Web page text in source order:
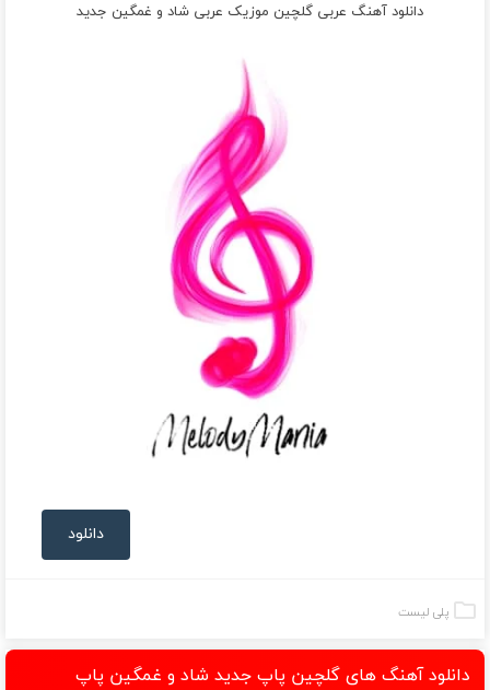
دانلود آهنگ عربی گلچین موزیک عربی شاد و غمگین جدید
دانلود
پلی لیست
دانلود آهنگ های گلچین پاپ جدید شاد و غمگین پاپ